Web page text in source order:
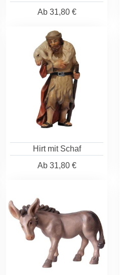
Ab31,80 €
Hirt mit Schaf
Ab31,80 €